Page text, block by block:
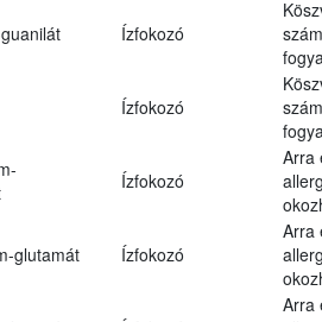
Ízfokozó
Ízfokozó
Ízfokozó
Arra
glutamát Ízfokozó
Arra
Arra